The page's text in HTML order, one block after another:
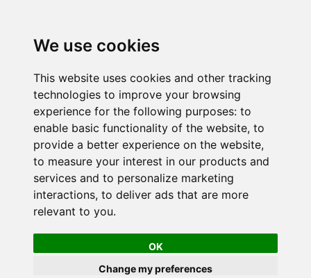
We use cookies
This website uses cookies and other tracking
technologies to improve your browsing
experience for the following purposes: to
enable basic functionality of the website, to
provide a better experience on the website,
to measure your interest in our products and
services and to personalize marketing
interactions, to deliver ads that are more
relevant to you.
OK
Change my preferences